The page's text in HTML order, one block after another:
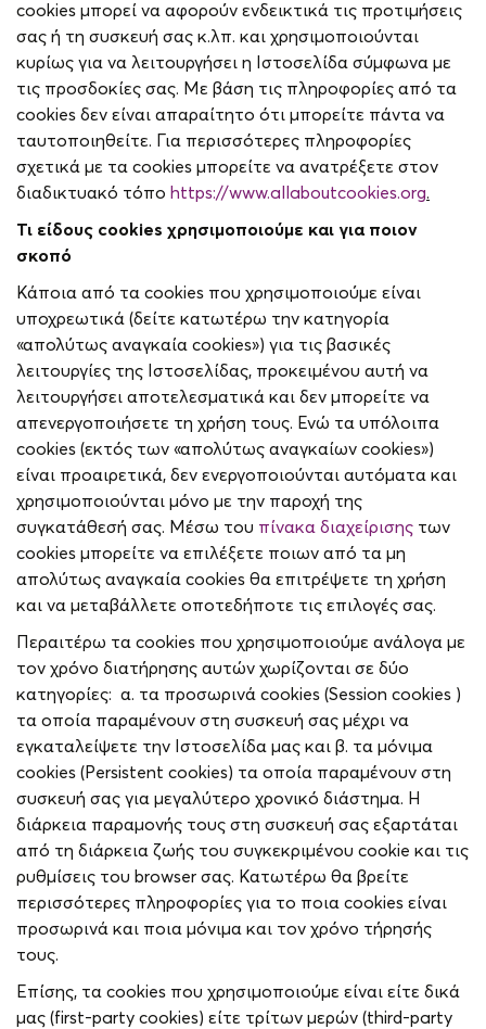
cookies μπορεί να αφορούν ενδεικτικά τις προτιμήσεις
σας ή τη συσκευή σας κ.λπ. και χρησιμοποιούνται
κυρίως για να λειτουργήσει η Ιστοσελίδα σύμφωνα με
τις προσδοκίες σας. Με βάση τις πληροφορίες από τα
cookies δεν είναι απαραίτητο ότι μπορείτε πάντα να
ταυτοποιηθείτε. Για περισσότερες πληροφορίες
σχετικά με τα cookies μπορείτε να ανατρέξετε στον
διαδικτυακό τόπο https://www.allaboutcookies.org.
Τι είδους cookies χρησιμοποιούμε και για ποιον
σκοπό
Κάποια από τα cookies που χρησιμοποιούμε είναι
υποχρεωτικά (δείτε κατωτέρω την κατηγορία
«απολύτως αναγκαία cookies») για τις βασικές
λειτουργίες της Ιστοσελίδας, προκειμένου αυτή να
λειτουργήσει αποτελεσματικά και δεν μπορείτε να
απενεργοποιήσετε τη χρήση τους. Ενώ τα υπόλοιπα
cookies (εκτός των «απολύτως αναγκαίων cookies»)
είναι προαιρετικά, δεν ενεργοποιούνται αυτόματα και
χρησιμοποιούνται μόνο με την παροχή της
συγκατάθεσή σας. Μέσω του πίνακα διαχείρισης των
cookies μπορείτε να επιλέξετε ποιων από τα μη
απολύτως αναγκαία cookies θα επιτρέψετε τη χρήση
και να μεταβάλλετε οποτεδήποτε τις επιλογές σας.
Περαιτέρω τα cookies που χρησιμοποιούμε ανάλογα με
τον χρόνο διατήρησης αυτών χωρίζονται σε δύο
κατηγορίες: α. τα προσωρινά cookies (Session cookies )
τα οποία παραμένουν στη συσκευή σας μέχρι να
εγκαταλείψετε την Ιστοσελίδα μας και β. τα μόνιμα
cookies (Persistent cookies) τα οποία παραμένουν στη
συσκευή σας για μεγαλύτερο χρονικό διάστημα. Η
διάρκεια παραμονής τους στη συσκευή σας εξαρτάται
από τη διάρκεια ζωής του συγκεκριμένου cookie και τις
ρυθμίσεις του browser σας. Κατωτέρω θα βρείτε
περισσότερες πληροφορίες για το ποια cookies είναι
προσωρινά και ποια μόνιμα και τον χρόνο τήρησής
τους.
Επίσης, τα cookies που χρησιμοποιούμε είναι είτε δικά
μας (first-party cookies) είτε τρίτων μερών (third-party